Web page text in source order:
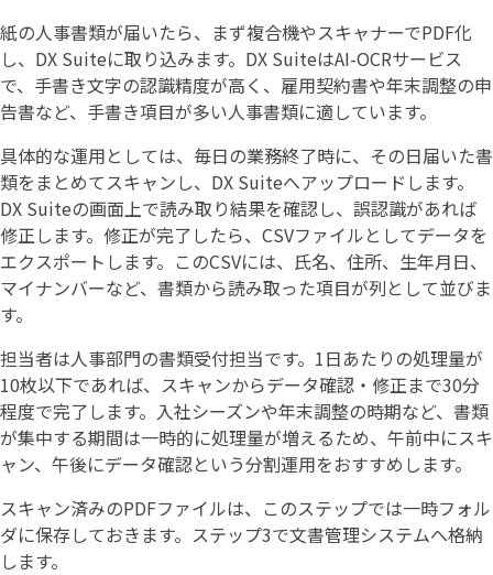
紙の人事書類が届いたら、まず複合機やスキャナーでPDF化
し、DX Suiteに取り込みます。DX SuiteはAI-OCRサービス
で、手書き文字の認識精度が高く、雇用契約書や年末調整の申
告書など、手書き項目が多い人事書類に適しています。
具体的な運用としては、毎日の業務終了時に、その日届いた書
類をまとめてスキャンし、DX Suiteへアップロードします。
DX Suiteの画面上で読み取り結果を確認し、誤認識があれば
修正します。修正が完了したら、CSVファイルとしてデータを
エクスポートします。このCSVには、氏名、住所、生年月日、
マイナンバーなど、書類から読み取った項目が列として並びま
す。
担当者は人事部門の書類受付担当です。1日あたりの処理量が
10枚以下であれば、スキャンからデータ確認・修正まで30分
程度で完了します。入社シーズンや年末調整の時期など、書類
が集中する期間は一時的に処理量が増えるため、午前中にスキ
ャン、午後にデータ確認という分割運用をおすすめします。
スキャン済みのPDFファイルは、このステップでは一時フォル
ダに保存しておきます。ステップ3で文書管理システムへ格納
します。